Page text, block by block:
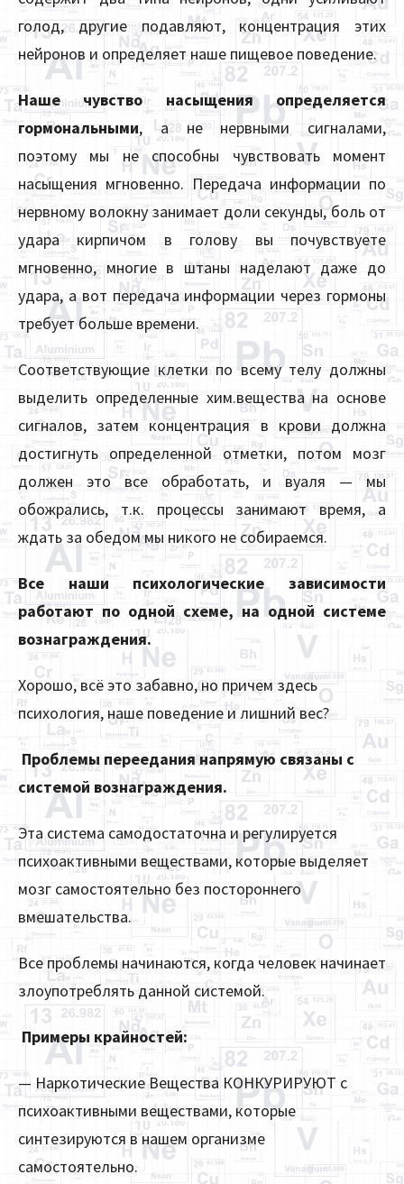
голод, другие подавляют, концентрация этих
нейронов и определяет наше пищевое поведение.
Наше чувство насыщения определяется
гормональными, а не нервными сигналами,
поэтому мы не способны чувствовать момент
насыщения мгновенно. Передача информации по
нервному волокну занимает доли секунды, боль от
удара кирпичом в голову вы почувствуете
мгновенно, многие в штаны наделают даже до
удара, а вот передача информации через гормоны
требует больше времени.
Соответствующие клетки по всему телу должны
выделить определенные хим.вещества на основе
сигналов, затем концентрация в крови должна
достигнуть определенной отметки, потом мозг
должен это все обработать, и вуаля — мы
обожрались, т.к. процессы занимают время, а
ждать за обедом мы никого не собираемся.
Все наши психологические зависимости
работают по одной схеме, на одной системе
вознаграждения.
Хорошо, всё это забавно, но причем здесь
психология, наше поведение и лишний вес?
Проблемы переедания напрямую связаны с
системой вознаграждения.
Эта система самодостаточна и регулируется
психоактивными веществами, которые выделяет
мозг самостоятельно без постороннего
вмешательства.
Все проблемы начинаются, когда человек начинает
злоупотреблять данной системой.
Примеры крайностей:
— Наркотические Вещества КОНКУРИРУЮТ с
психоактивными веществами, которые
синтезируются в нашем организме
самостоятельно.